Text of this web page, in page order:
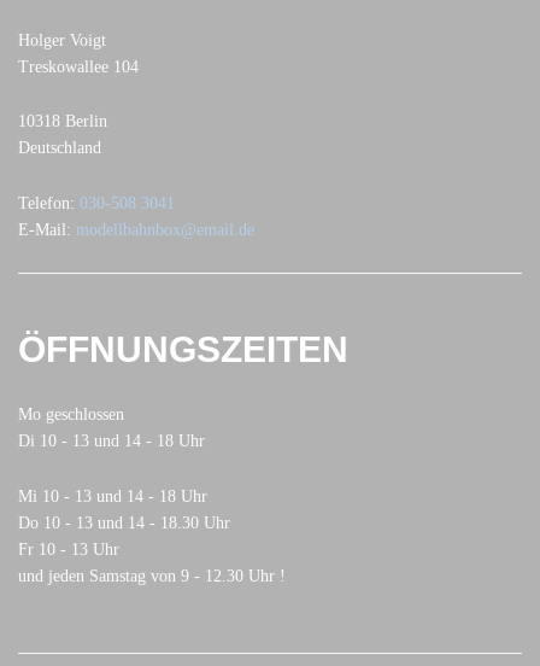
Holger Voigt
Treskowallee 104
10318 Berlin
Deutschland
Telefon: 030-508 3041
E-Mail: modellbahnbox@email.de
ÖFFNUNGSZEITEN
Mo geschlossen
Di 10 - 13 und 14 - 18 Uhr
Mi 10 - 13 und 14 - 18 Uhr
Do 10 - 13 und 14 - 18.30 Uhr
Fr 10 - 13 Uhr
und jeden Samstag von 9 - 12.30 Uhr !